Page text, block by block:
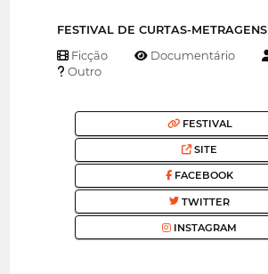
FESTIVAL DE CURTAS-METRAGENS
Ficção Documentário
Outro
FESTIVAL
SITE
FACEBOOK
TWITTER
INSTAGRAM